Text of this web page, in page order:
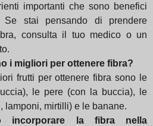
importanti che sono benefici
stai pensando di prendere
consulta il tuo medico o un
i migliori per ottenere fibra?
frutti per ottenere fibra sono le
le pere (con la buccia), le
lamponi, mirtilli) e le banane.
incorporare la fibra nella